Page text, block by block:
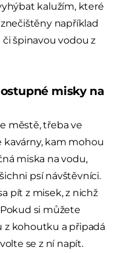
kalužím, které
například
špinavou vodou z
misky na
městě, třeba ve
kavárny, kam mohou
miska na vodu,
psí návštěvníci.
pít z misek, z nichž
si můžete
z kohoutku a připadá
se z ní napít.